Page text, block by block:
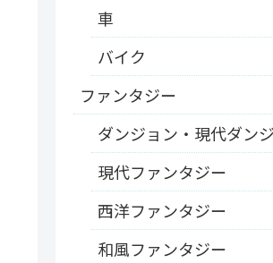
車
バイク
ファンタジー
ダンジョン・現代ダン
現代ファンタジー
西洋ファンタジー
和風ファンタジー